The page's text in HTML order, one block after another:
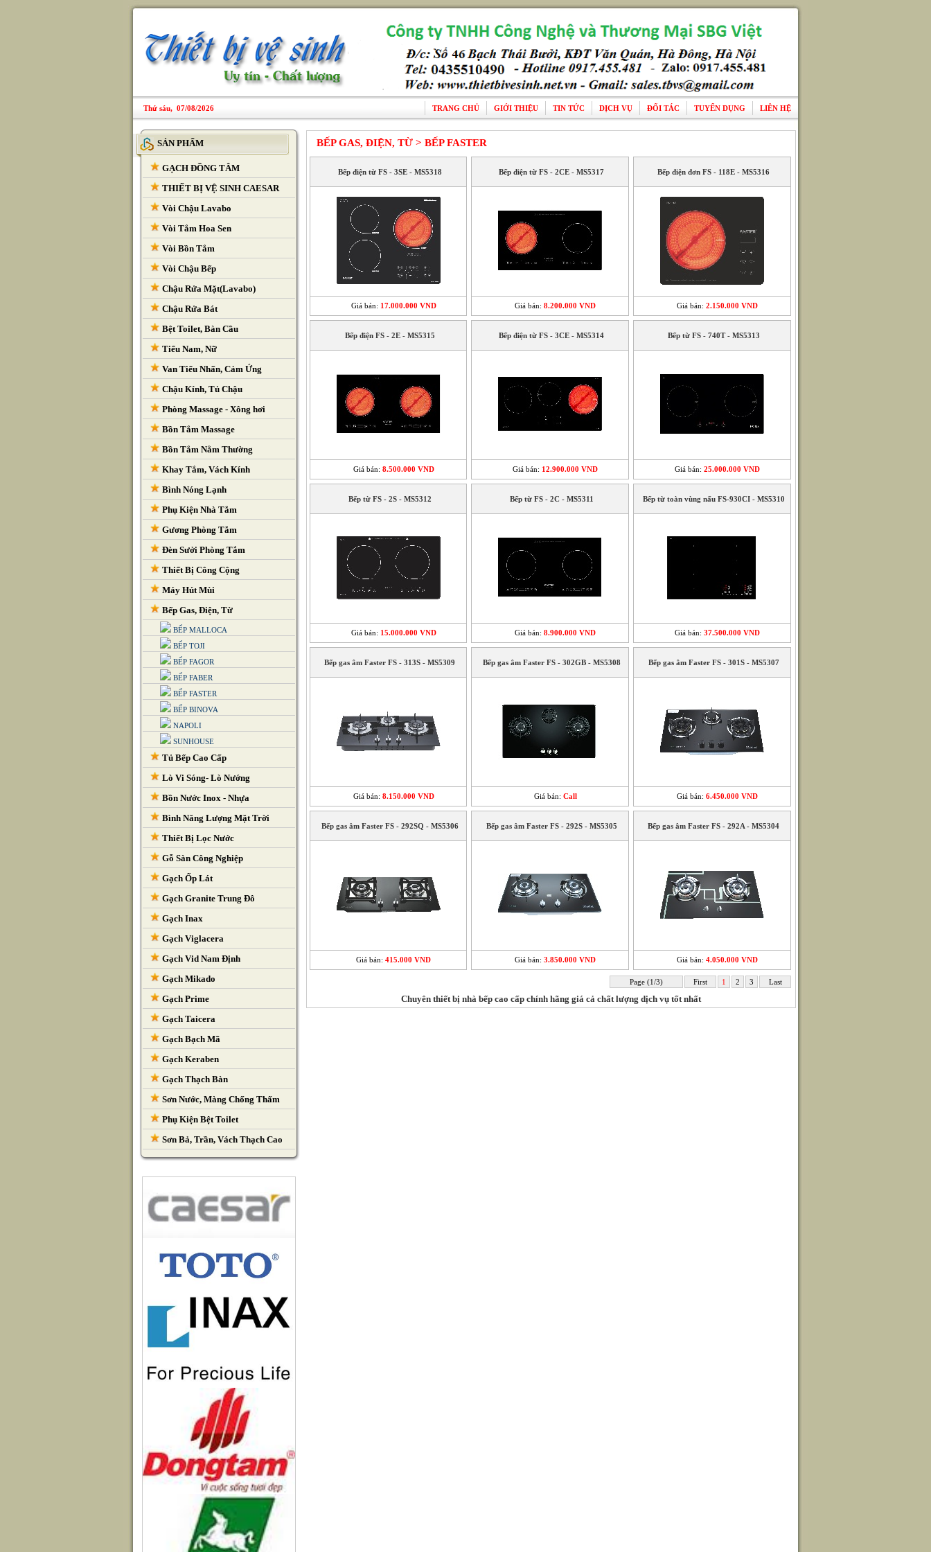
Thứ sáu, 07/08/2026 TRANG CHỦ GIỚI THIỆU TIN TỨC DỊCH VỤ ĐỐI TÁC TUYỂN DỤNG LIÊN HỆ
SẢN PHẨM
GẠCH ĐỒNG TÂM
THIẾT BỊ VỆ SINH CAESAR
Vòi Chậu Lavabo
Vòi Tắm Hoa Sen
Vòi Bồn Tắm
Vòi Chậu Bếp
Chậu Rửa Mặt(Lavabo)
Chậu Rửa Bát
Bệt Toilet, Bàn Cầu
Tiểu Nam, Nữ
Van Tiểu Nhấn, Cảm Ứng
Chậu Kính, Tủ Chậu
Phòng Massage - Xông hơi
Bồn Tắm Massage
Bồn Tắm Nằm Thường
Khay Tắm, Vách Kính
Bình Nóng Lạnh
Phụ Kiện Nhà Tắm
Gương Phòng Tắm
Đèn Sưởi Phòng Tắm
Thiết Bị Công Cộng
Máy Hút Mùi
Bếp Gas, Điện, Từ
BẾP MALLOCA
BẾP TOJI
BẾP FAGOR
BẾP FABER
BẾP FASTER
BẾP BINOVA
NAPOLI
SUNHOUSE
Tủ Bếp Cao Cấp
Lò Vi Sóng- Lò Nướng
Bồn Nước Inox - Nhựa
Bình Năng Lượng Mặt Trời
Thiết Bị Lọc Nước
Gỗ Sàn Công Nghiệp
Gạch Ốp Lát
Gạch Granite Trung Đô
Gạch Inax
Gạch Viglacera
Gạch Vid Nam Định
Gạch Mikado
Gạch Prime
Gạch Taicera
Gạch Bạch Mã
Gạch Keraben
Gạch Thạch Bàn
Sơn Nước, Màng Chống Thấm
Phụ Kiện Bệt Toilet
Sơn Bả, Trần, Vách Thạch Cao
BẾP GAS, ĐIỆN, TỪ > BẾP FASTER
Bếp điện từ FS - 3SE - MS5318
Giá bán: 17.000.000 VND
Bếp điện từ FS - 2CE - MS5317
Giá bán: 8.200.000 VND
Bếp điện đơn FS - 118E - MS5316
Giá bán: 2.150.000 VND
Bếp điện FS - 2E - MS5315
Giá bán: 8.500.000 VND
Bếp điện từ FS - 3CE - MS5314
Giá bán: 12.900.000 VND
Bếp từ FS - 740T - MS5313
Giá bán: 25.000.000 VND
Bếp từ FS - 2S - MS5312
Giá bán: 15.000.000 VND
Bếp từ FS - 2C - MS5311
Giá bán: 8.900.000 VND
Bếp từ toàn vùng nấu FS-930CI - MS5310
Giá bán: 37.500.000 VND
Bếp gas âm Faster FS - 313S - MS5309
Giá bán: 8.150.000 VND
Bếp gas âm Faster FS - 302GB - MS5308
Giá bán: Call
Bếp gas âm Faster FS - 301S - MS5307
Giá bán: 6.450.000 VND
Bếp gas âm Faster FS - 292SQ - MS5306
Giá bán: 415.000 VND
Bếp gas âm Faster FS - 292S - MS5305
Giá bán: 3.850.000 VND
Bếp gas âm Faster FS - 292A - MS5304
Giá bán: 4.050.000 VND
Page (1/3) First 1 2 3 Last
Chuyên thiết bị nhà bếp cao cấp chính hãng giá cả chất lượng dịch vụ tốt nhất